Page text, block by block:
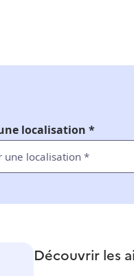
localisation *
Découvrir les